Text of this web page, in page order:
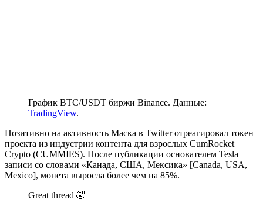
График BTC/USDT биржи Binance. Данные:
TradingView.
Позитивно на активность Маска в Twitter отреагировал токен
проекта из индустрии контента для взрослых CumRocket
Crypto (CUMMIES). После публикации основателем Tesla
записи со словами «Канада, США, Мексика» [Canada, USA,
Mexico], монета выросла более чем на 85%.
Great thread 🤣